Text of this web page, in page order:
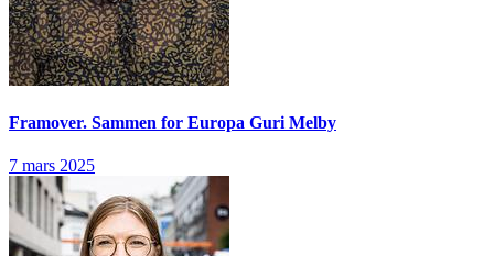
Framover. Sammen for Europa Guri Melby
7 mars 2025